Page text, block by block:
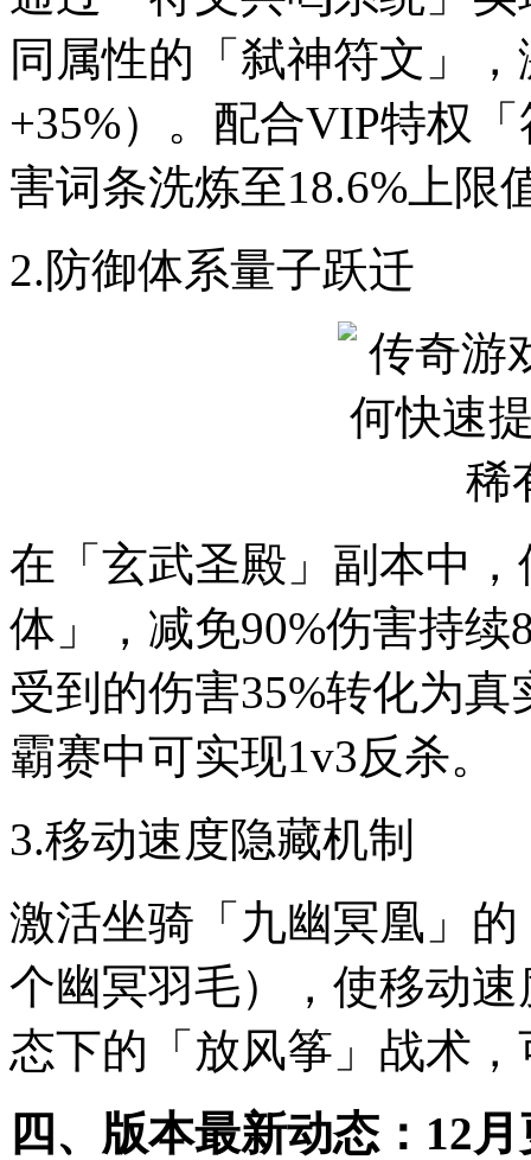
同属性的「弑神符文」
+35%）。配合VIP特权
害词条洗炼至18.6%上限
2.防御体系量子跃迁
在「玄武圣殿」副本中
体」，减免90%伤害持
受到的伤害35%转化为
霸赛中可实现1v3反杀。
3.移动速度隐藏机制
激活坐骑「九幽冥凰」
个幽冥羽毛），使移动
态下的「放风筝」战术
四、版本最新动态：12